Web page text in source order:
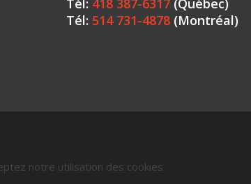
Tél: 418 387-6317 (Québec)
Tél: 514 731-4878 (Montréal)
notre utilisation des cookies.